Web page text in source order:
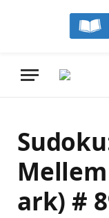
ark) #